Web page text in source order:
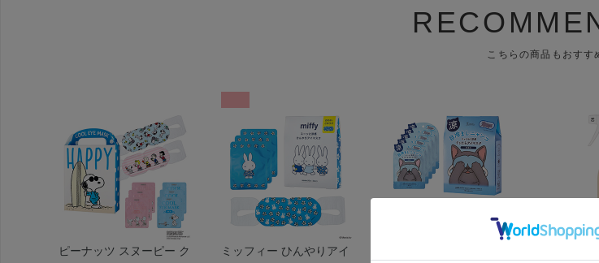
こちらの商品もおすす
ピーナッツ スヌーピー ク
ミッフィー ひんやりアイ